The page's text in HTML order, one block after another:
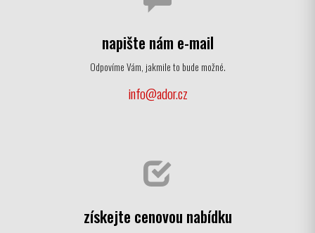
napište nám e-mail
Odpovíme Vám, jakmile to bude možné.
info@ador.cz
získejte cenovou nabídku